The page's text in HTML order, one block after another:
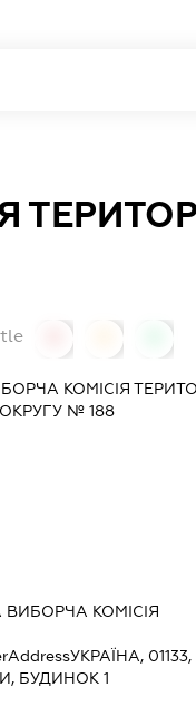
КОМІСІЯ
№ 188
КОМІСІЯ
УКРАЇНА,
БУДИНОК 1